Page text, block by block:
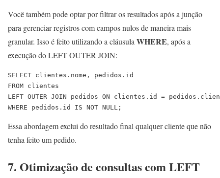
Você também pode optar por filtrar os resultados após a junção
para gerenciar registros com campos nulos de maneira mais
granular. Isso é feito utilizando a cláusula WHERE, após a
execução do LEFT OUTER JOIN:
SELECT clientes.nome, pedidos.id
FROM clientes
LEFT OUTER JOIN pedidos ON clientes.id =
WHERE pedidos.id IS NOT NULL;
Essa abordagem exclui do resultado final qualquer cliente que não
tenha feito um pedido.
7. Otimização de consultas com LEFT